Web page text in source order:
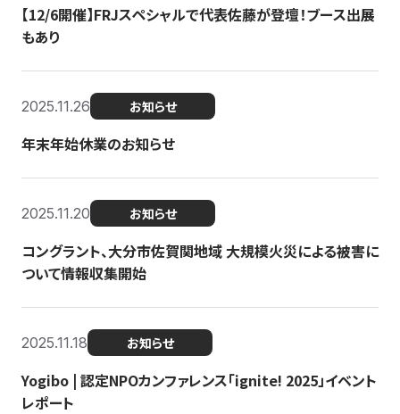
【12/6開催】FRJスペシャルで代表佐藤が登壇！ブース出展
もあり
2025.11.26 お知らせ
年末年始休業のお知らせ
2025.11.20 お知らせ
コングラント、大分市佐賀関地域 大規模火災による被害に
ついて情報収集開始
2025.11.18 お知らせ
Yogibo | 認定NPOカンファレンス「ignite! 2025」イベント
レポート